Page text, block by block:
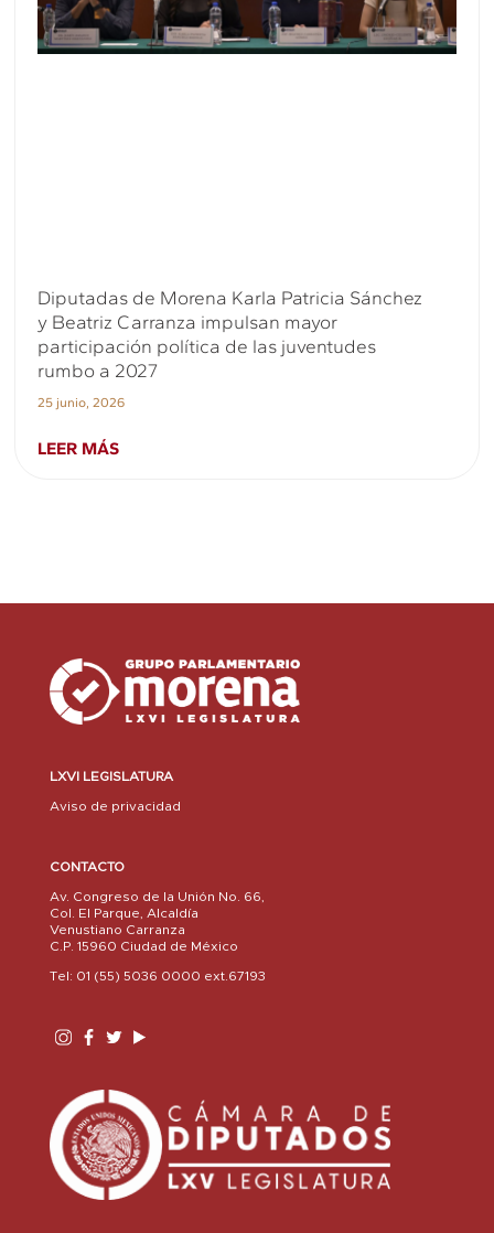
Diputadas de Morena Karla Patricia Sánchez
y Beatriz Carranza impulsan mayor
participación política de las juventudes
rumbo a 2027
25 junio, 2026
LEER MÁS
LXVI LEGISLATURA
Aviso de privacidad
CONTACTO
Av. Congreso de la Unión No. 66,
Col. El Parque, Alcaldía
Venustiano Carranza
C.P. 15960 Ciudad de México
Tel: 01 (55) 5036 0000 ext.67193